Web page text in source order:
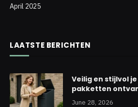
April 2025
LAATSTE BERICHTEN
Veilig en stijlvol
pakketten
June 28, 2026